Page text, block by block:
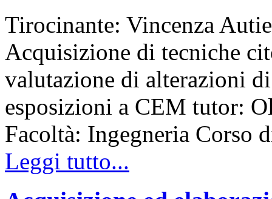
Tirocinante: Vincenza
Acquisizione di tecniche
valutazione di alterazioni
esposizioni a CEM tutor:
Facoltà: Ingegneria
Leggi tutto...